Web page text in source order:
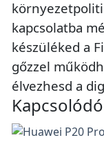
kapcsolatba
készüléked a
gőzzel
élvezhesd a